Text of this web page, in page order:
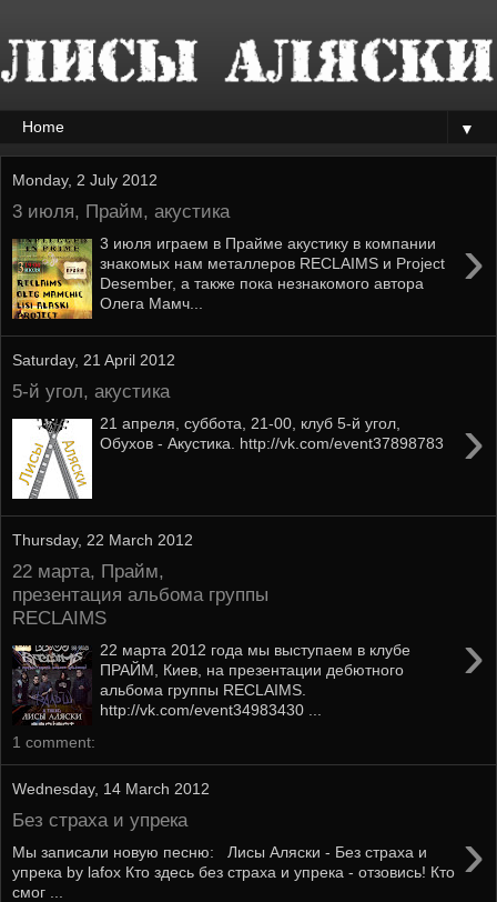
▼
Monday, 2 July 2012
3 июля, Прайм, акустика
›
3 июля играем в Прайме акустику в компании
знакомых нам металлеров RECLAIMS и Project
Desember, а также пока незнакомого автора
Олега Мамч...
Saturday, 21 April 2012
5-й угол, акустика
›
21 апреля, суббота, 21-00, клуб 5-й угол,
Обухов - Акустика. http://vk.com/event37898783
Thursday, 22 March 2012
22 марта, Прайм,
презентация альбома группы
RECLAIMS
›
22 марта 2012 года мы выступаем в клубе
ПРАЙМ, Киев, на презентации дебютного
альбома группы RECLAIMS.
http://vk.com/event34983430 ...
1 comment:
Wednesday, 14 March 2012
Без страха и упрека ›
Мы записали новую песню: Лисы Аляски - Без страха и
упрека by lafox Кто здесь без страха и упрека - отзовись! Кто
смог ...